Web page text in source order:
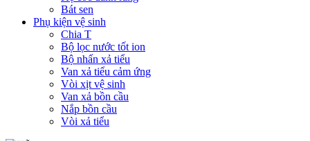
Bát sen
Phụ kiện vệ sinh
Chia T
Bộ lọc nước tốt ion
Bộ nhấn xả tiểu
Van xả tiểu cảm ứng
Vòi xịt vệ sinh
Van xả bồn cầu
Nắp bồn cầu
Vòi xả tiểu